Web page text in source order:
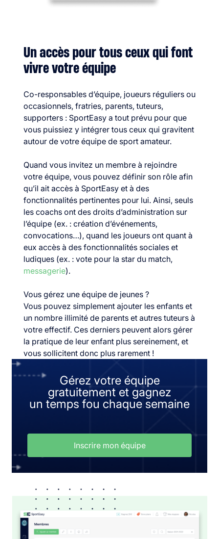
Un accès pour tous ceux qui font
vivre votre équipe
Co-responsables d’équipe, joueurs réguliers ou
occasionnels, fratries, parents, tuteurs,
supporters : SportEasy a tout prévu pour que
vous puissiez y intégrer tous ceux qui gravitent
autour de votre équipe de sport amateur.
Quand vous invitez un membre à rejoindre
votre équipe, vous pouvez définir son rôle afin
qu’il ait accès à SportEasy et à des
fonctionnalités pertinentes pour lui. Ainsi, seuls
les coachs ont des droits d’administration sur
l’équipe (ex. : création d’événements,
convocations…), quand les joueurs ont quant à
eux accès à des fonctionnalités sociales et
ludiques (ex. : vote pour la star du match,
messagerie).
Vous gérez une équipe de jeunes ?
Vous pouvez simplement ajouter les enfants et
un nombre illimité de parents et autres tuteurs à
votre effectif. Ces derniers peuvent alors gérer
la pratique de leur enfant plus sereinement, et
vous sollicitent donc plus rarement !
Gérez votre équipe
gratuitement et gagnez
un temps fou chaque semaine
Inscrire mon équipe